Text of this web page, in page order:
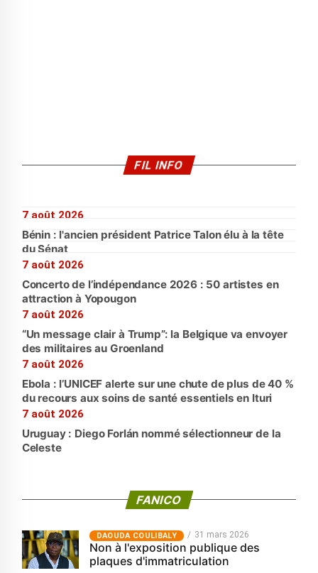
FIL INFO
7 août 2026
Bénin : l'ancien président Patrice Talon élu à la tête
du Sénat
7 août 2026
Concerto de l’indépendance 2026 : 50 artistes en
attraction à Yopougon
7 août 2026
“Un message clair à Trump”: la Belgique va envoyer
des militaires au Groenland
7 août 2026
Ebola : l’UNICEF alerte sur une chute de plus de 40 %
du recours aux soins de santé essentiels en Ituri
7 août 2026
Uruguay : Diego Forlán nommé sélectionneur de la
Celeste
FANICO
‎DAOUDA COULIBALY 31 mars 2026
Non à l'exposition publique des
plaques d'immatriculation